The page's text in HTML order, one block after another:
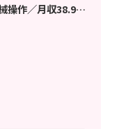
操作／月収38.9万